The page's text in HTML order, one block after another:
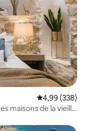
Évaluation
4,99 (338)
maisons de la vieille